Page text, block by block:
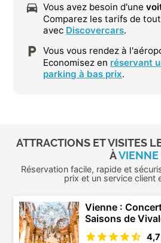
Vous avez besoin d'une
Comparez les tarifs de
avec Discovercars.
Vous vous rendez à
Economisez en réservant
parking à bas prix.
ATTRACTIONS ET VISITES
ÀVIENNE
Réservation facile, rapide et
prix et un service client
Vienne :
Saisons de